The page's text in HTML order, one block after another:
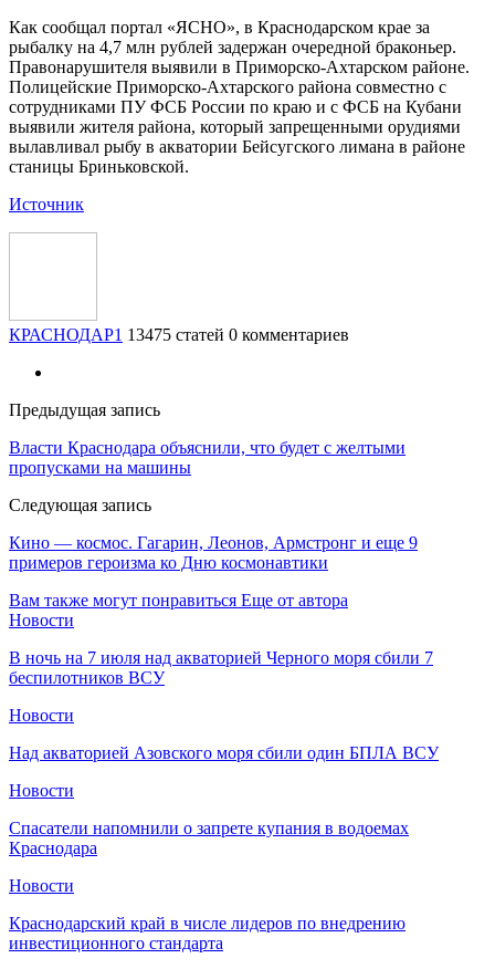
Как сообщал портал «ЯСНО», в Краснодарском крае за
рыбалку на 4,7 млн рублей задержан очередной браконьер.
Правонарушителя выявили в Приморско-Ахтарском районе.
Полицейские Приморско-Ахтарского района совместно с
сотрудниками ПУ ФСБ России по краю и с ФСБ на Кубани
выявили жителя района, который запрещенными орудиями
вылавливал рыбу в акватории Бейсугского лимана в районе
станицы Бриньковской.
Источник
КРАСНОДАР1 13475 статей 0 комментариев
Предыдущая запись
Власти Краснодара объяснили, что будет с желтыми
пропусками на машины
Следующая запись
Кино — космос. Гагарин, Леонов, Армстронг и еще 9
примеров героизма ко Дню космонавтики
Вам также могут понравиться Еще от автора
Новости
В ночь на 7 июля над акваторией Черного моря сбили 7
беспилотников ВСУ
Новости
Над акваторией Азовского моря сбили один БПЛА ВСУ
Новости
Спасатели напомнили о запрете купания в водоемах
Краснодара
Новости
Краснодарский край в числе лидеров по внедрению
инвестиционного стандарта